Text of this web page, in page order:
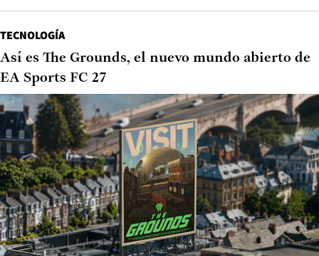
TECNOLOGÍA
Así es The Grounds, el nuevo mundo abierto de
EA Sports FC 27